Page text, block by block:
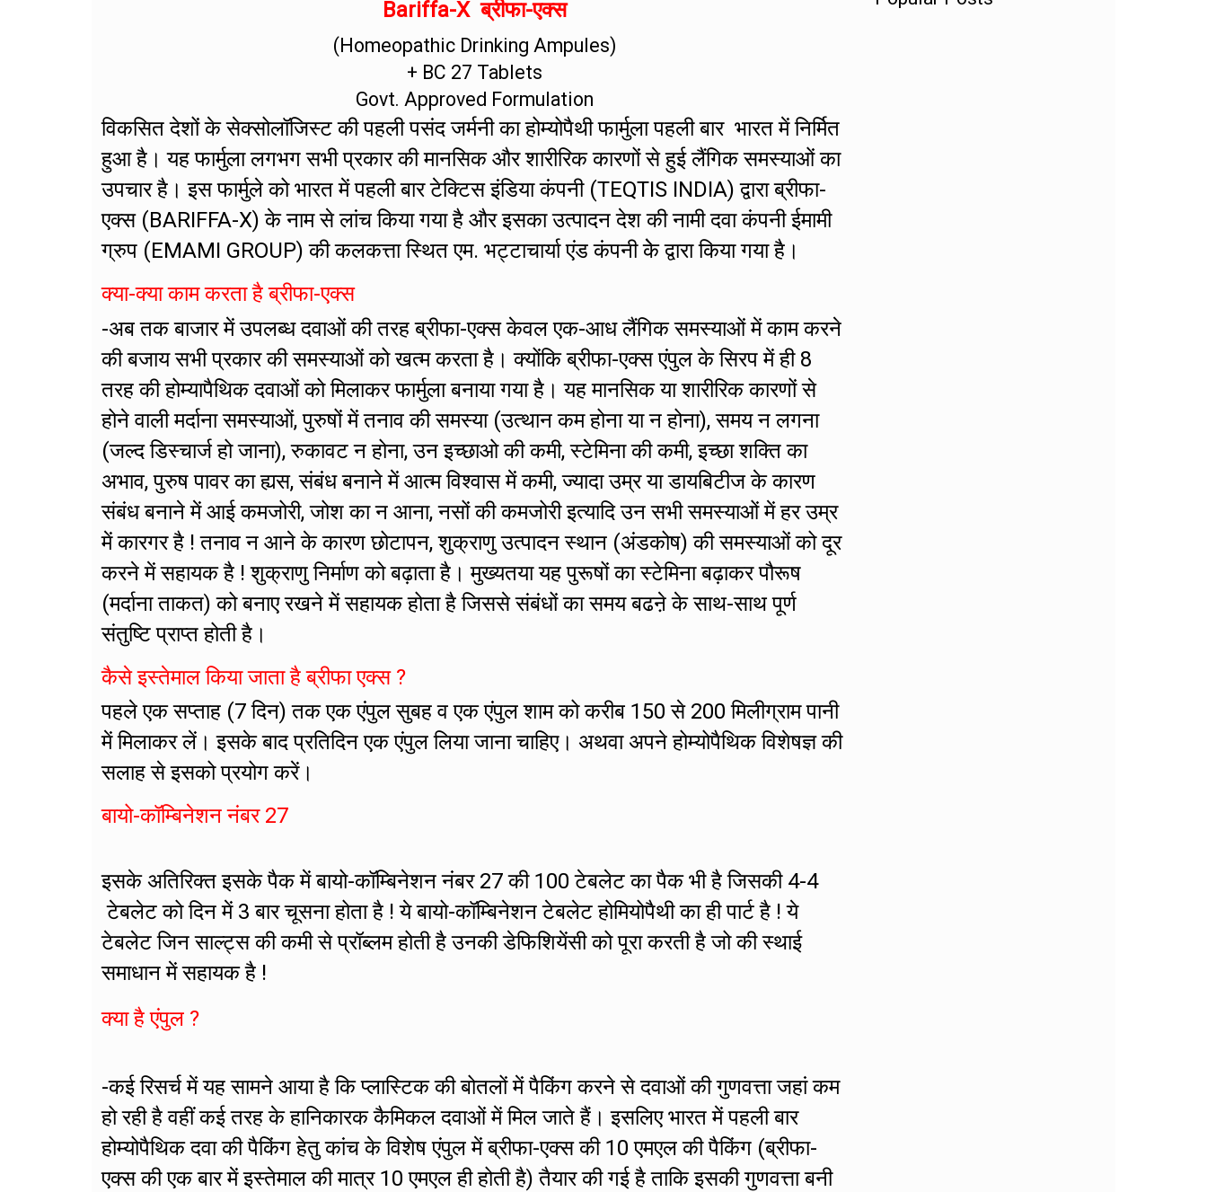
Bariffa-X ब्रीफा-एक्स
(Homeopathic Drinking Ampules)
+ BC 27 Tablets
Govt. Approved Formulation
विकसित देशों के सेक्सोलॉजिस्ट की पहली पसंद जर्मनी का होम्योपैथी फार्मुला पहली बार भारत में निर्मित
हुआ है। यह फार्मुला लगभग सभी प्रकार की मानसिक और शारीरिक कारणों से हुई लैंगिक समस्याओं का
उपचार है। इस फार्मुले को भारत में पहली बार टेक्टिस इंडिया कंपनी (TEQTIS INDIA) द्वारा ब्रीफा-
एक्स (BARIFFA-X) के नाम से लांच किया गया है और इसका उत्पादन देश की नामी दवा कंपनी ईमामी
ग्रुप (EMAMI GROUP) की कलकत्ता स्थित एम. भट्टाचार्या एंड कंपनी केे द्वारा किया गया है।
क्या-क्या काम करता है ब्रीफा-एक्स
-अब तक बाजार में उपलब्ध दवाओं की तरह ब्रीफा-एक्स केवल एक-आध लैंगिक समस्याओं में काम करने
की बजाय सभी प्रकार की समस्याओं को खत्म करता है। क्योंकि ब्रीफा-एक्स एंपुल के सिरप में ही 8
तरह की होम्यापैथिक दवाओं को मिलाकर फार्मुला बनाया गया है। यह मानसिक या शारीरिक कारणों से
होने वाली मर्दाना समस्याओं, पुरुषों में तनाव की समस्या (उत्थान कम होना या न होना), समय न लगना
(जल्द डिस्चार्ज हो जाना), रुकावट न होना, उन इच्छाओ की कमी, स्टेमिना की कमी, इच्छा शक्ति का
अभाव, पुरुष पावर का ह्यस, संबंध बनाने में आत्म विश्वास में कमी, ज्यादा उम्र या डायबिटीज के कारण
संबंध बनाने में आई कमजोरी, जोश का न आना, नसों की कमजोरी इत्यादि उन सभी समस्याओं में हर उम्र
में कारगर है ! तनाव न आने के कारण छोटापन, शुक्राणु उत्पादन स्थान (अंडकोष) की समस्याओं को दूर
करने में सहायक है ! शुक्राणु निर्माण को बढ़ाता है। मुख्यतया यह पुरूषों का स्टेमिना बढ़ाकर पौरूष
(मर्दाना ताकत) को बनाए रखने में सहायक होता है जिससे संबंधों का समय बढऩे के साथ-साथ पूर्ण
संतुष्टि प्राप्त होती है।
कैसे इस्तेमाल किया जाता है ब्रीफा एक्स ?
पहले एक सप्ताह (7 दिन) तक एक एंपुल सुबह व एक एंपुल शाम को करीब 150 से 200 मिलीग्राम पानी
में मिलाकर लें। इसके बाद प्रतिदिन एक एंपुल लिया जाना चाहिए। अथवा अपने होम्योपैथिक विशेषज्ञ की
सलाह से इसको प्रयोग करें।
बायो-कॉम्बिनेशन नंबर 27
इसके अतिरिक्त इसके पैक में बायो-कॉम्बिनेशन नंबर 27 की 100 टेबलेट का पैक भी है जिसकी 4-4
टेबलेट को दिन में 3 बार चूसना होता है ! ये बायो-कॉम्बिनेशन टेबलेट होमियोपैथी का ही पार्ट है ! ये
टेबलेट जिन साल्ट्स की कमी से प्रॉब्लम होती है उनकी डेफिशियेंसी को पूरा करती है जो की स्थाई
समाधान में सहायक है !
क्या है एंपुल ?
-कई रिसर्च में यह सामने आया है कि प्लास्टिक की बोतलों में पैकिंग करने से दवाओं की गुणवत्ता जहां कम
हो रही है वहीं कई तरह के हानिकारक कैमिकल दवाओं में मिल जाते हैं। इसलिए भारत में पहली बार
होम्योपैथिक दवा की पैकिंग हेतु कांच के विशेष एंपुल में ब्रीफा-एक्स की 10 एमएल की पैकिंग (ब्रीफा-
एक्स की एक बार में इस्तेमाल की मात्र 10 एमएल ही होती है) तैयार की गई है ताकि इसकी गुणवत्ता बनी